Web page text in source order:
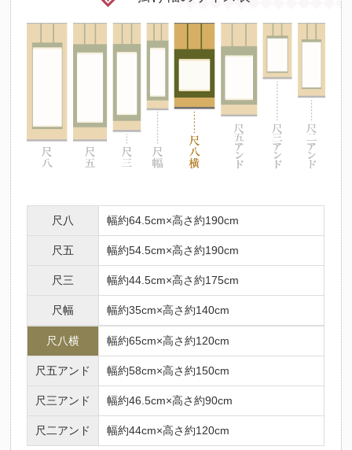
仏名
初七日 不動明王 ふどうみょうおう
二七日 釈迦如来 しゃかにょらい
五七日 地蔵菩薩じぞうぼさつ
六七日 弥勒菩薩 みろくぼさつ
薬師如来
観世音菩薩かんのんぼさつ
一周忌 勢至菩薩せいしぼさつ
三回忌 阿弥陀如来あみだにょらい
七回忌 阿閃如来 あしゅくにょらい
大日如来だいにちにょらい
三十三回忌 虚空蔵菩薩
十三仏の中には、人それぞれの守り本尊があるとされています。
尺八 幅約64.5cm×高さ約190cm
尺五 幅約54.5cm×高さ約190cm
尺三 幅約44.5cm×高さ約175cm
尺幅 幅約35cm×高さ約140cm
尺八横 幅約65cm×高さ約120cm
尺五アンド 幅約58cm×高さ約150cm
尺三アンド 幅約46.5cm×高さ約90cm
尺二アンド 幅約44cm×高さ約120cm